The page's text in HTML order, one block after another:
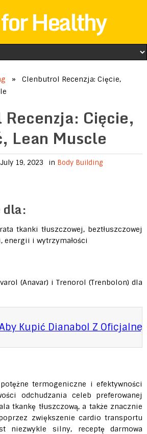
Healthy
» Clenbutrol Recenzja: Cięcie,
Cięcie,
Lean Muscle
19, 2023 in Body Building
dla:
tkanki tłuszczowej, beztłuszczowej
i wytrzymałości
(Anavar) i Trenorol (Trenbolon) dla
Kupić Dianabol Z
termogeniczne i efektywności
odchudzania celeb preferowanej
tkankę tłuszczową, a także znacznie
zwiększenie cardio transportu
niezwykle silny, receptę darmowa